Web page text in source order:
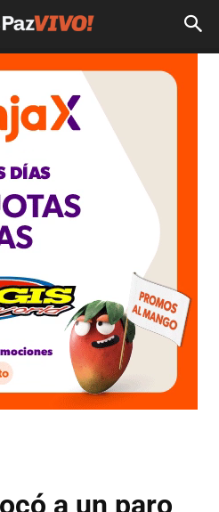
a un paro